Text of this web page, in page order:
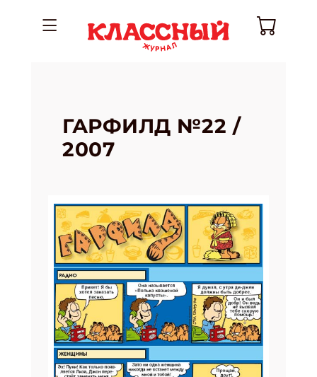
ГАРФИЛД №22 /
2007